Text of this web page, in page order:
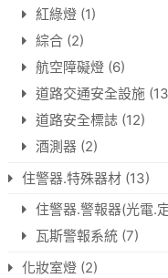
紅綠燈 (1)
綜合 (2)
航空障礙燈 (6)
道路交通安全設施
道路安全標誌 (12)
酒測器 (2)
住警器.特殊器材 (13)
住警器.警報器(光電.
瓦斯警報系統 (7)
化妝室燈 (2)